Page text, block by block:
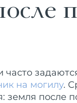
на могилу.
земля после